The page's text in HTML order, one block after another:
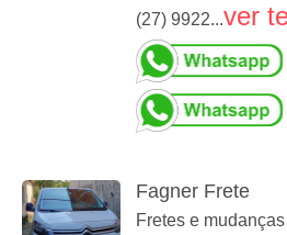
(27) 9922...ver
Fagner Frete
Fretes e mudanças